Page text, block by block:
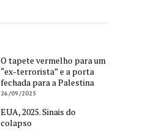
O tapete vermelho para um
“ex-terrorista” e a porta
fechada para a Palestina
26/09/2025
EUA, 2025. Sinais do
colapso